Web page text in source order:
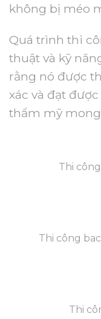
không bị méo
Quá trình thi
thuật và kỹ
rằng nó được
xác và đạt
thẩm mỹ
Thi
Thi công
Thi